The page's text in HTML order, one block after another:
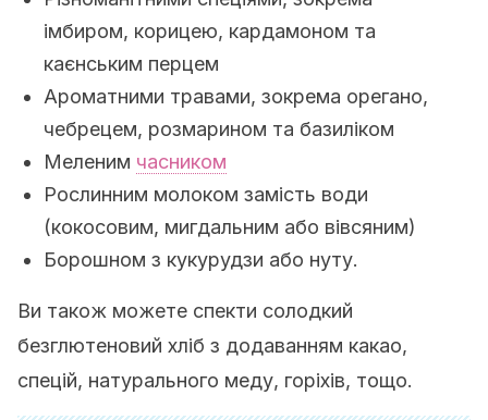
імбиром, корицею, кардамоном та
каєнським перцем
Ароматними травами, зокрема орегано,
чебрецем, розмарином та базиліком
Меленим часником
Рослинним молоком замість води
(кокосовим, мигдальним або вівсяним)
Борошном з кукурудзи або нуту.
Ви також можете спекти солодкий
безглютеновий хліб з додаванням какао,
спецій, натурального меду, горіхів, тощо.